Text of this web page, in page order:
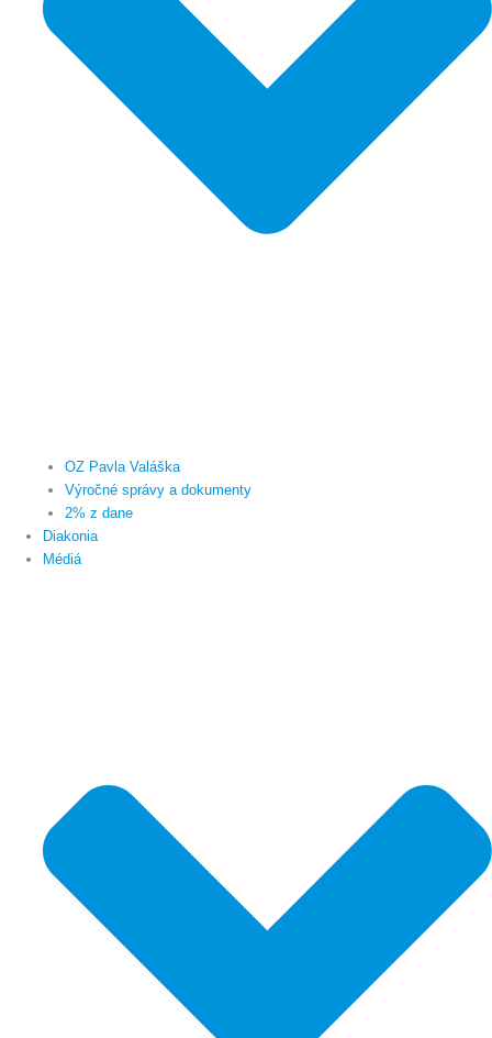
OZ Pavla Valáška
Výročné správy a dokumenty
2% z dane
Diakonia
Médiá